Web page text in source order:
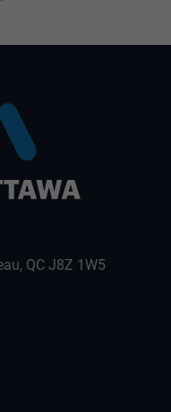
QC J8Z 1W5